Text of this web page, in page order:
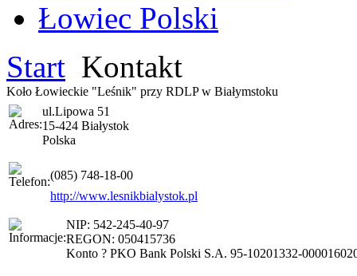
Łowiec Polski
Start Kontakt
Koło Łowieckie "Leśnik" przy RDLP w Białymstoku
ul.Lipowa 51
15-424 Białystok
Polska
(085) 748-18-00
http://www.lesnikbialystok.pl
NIP: 542-245-40-97
REGON: 050415736
Konto ? PKO Bank Polski S.A. 95-10201332-